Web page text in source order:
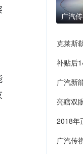
广汽
克莱斯
开始量
补贴后
530开
广汽新
公布参
亮瞎双
美车展
2018年
美车展
广汽传